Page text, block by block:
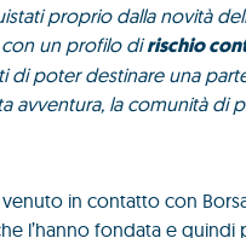
proprio dalla novità
un profilo dirischio
di poter destinare una
la comunità di
in contatto con
l’hanno fondata e quindi